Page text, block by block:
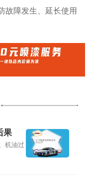
故障发生、延长使用
果
机油过